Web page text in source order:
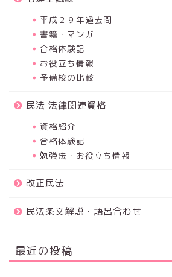
平成２９年過去問
書籍・マンガ
合格体験記
お役立ち情報
予備校の比較
民法 法律関連資格
資格紹介
合格体験記
勉強法・お役立ち情報
改正民法
民法条文解説・語呂合わせ
最近の投稿